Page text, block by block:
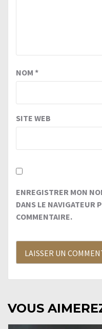
NOM *
SITE WEB
ENREGISTRER MON
DANS LE NAVIGATEUR
COMMENTAIRE.
VOUS